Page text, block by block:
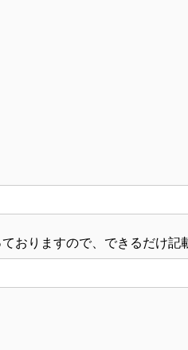
おりますので、できるだけ記